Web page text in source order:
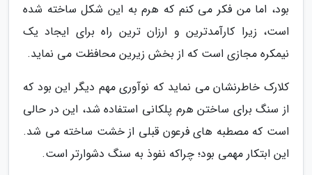
بود، اما من فکر می کنم که هرم به این شکل ساخته شده
است، زیرا کارآمدترین و ارزان ترین راه برای ایجاد یک
نیمکره مجازی است که از بخش زیرین محافظت می نماید.
کلارک خاطرنشان می نماید که نوآوری مهم دیگر این بود که
از سنگ برای ساختن هرم پلکانی استفاده شد، این در حالی
است که مصطبه های فرعون قبلی از خشت ساخته می شد.
این ابتکار مهمی بود؛ چراکه نفوذ به سنگ دشوارتر است.